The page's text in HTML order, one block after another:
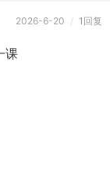
2026-6-20 / 1回复
课